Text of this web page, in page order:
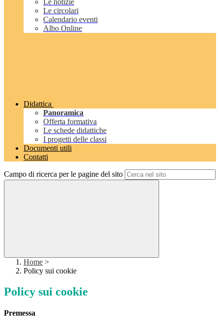
Le notizie
Le circolari
Calendario eventi
Albo Online
Didattica
Panoramica
Offerta formativa
Le schede didattiche
I progetti delle classi
Documenti utili
Contatti
Campo di ricerca per le pagine del sito
Home >
Policy sui cookie
Policy sui cookie
Premessa